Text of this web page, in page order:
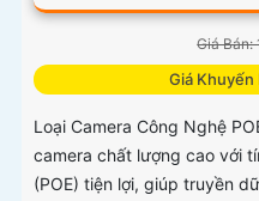
Giá Bán:
Giá Khuyến
Loại Camera Công Nghệ
camera chất lượng cao với
(POE) tiện lợi, giúp truyền